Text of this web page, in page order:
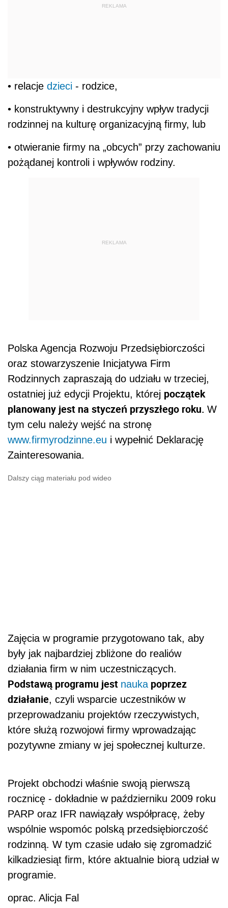
REKLAMA
• relacje dzieci - rodzice,
• konstruktywny i destrukcyjny wpływ tradycji
rodzinnej na kulturę organizacyjną firmy, lub
• otwieranie firmy na „obcych” przy zachowaniu
pożądanej kontroli i wpływów rodziny.
REKLAMA
Polska Agencja Rozwoju Przedsiębiorczości
oraz stowarzyszenie Inicjatywa Firm
Rodzinnych zapraszają do udziału w trzeciej,
ostatniej już edycji Projektu, której początek
planowany jest na styczeń przyszłego roku. W
tym celu należy wejść na stronę
www.firmyrodzinne.eu i wypełnić Deklarację
Zainteresowania.
Dalszy ciąg materiału pod wideo
Zajęcia w programie przygotowano tak, aby
były jak najbardziej zbliżone do realiów
działania firm w nim uczestniczących.
Podstawą programu jest naukapoprzez
działanie, czyli wsparcie uczestników w
przeprowadzaniu projektów rzeczywistych,
które służą rozwojowi firmy wprowadzając
pozytywne zmiany w jej społecznej kulturze.
Projekt obchodzi właśnie swoją pierwszą
rocznicę - dokładnie w październiku 2009 roku
PARP oraz IFR nawiązały współpracę, żeby
wspólnie wspomóc polską przedsiębiorczość
rodzinną. W tym czasie udało się zgromadzić
kilkadziesiąt firm, które aktualnie biorą udział w
programie.
oprac. Alicja Fal